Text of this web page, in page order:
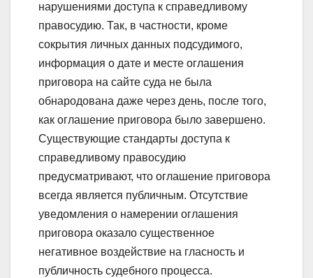
нарушениями доступа к справедливому
правосудию. Так, в частности, кроме
сокрытия личных данных подсудимого,
информация о дате и месте оглашения
приговора на сайте суда не была
обнародована даже через день, после того,
как оглашение приговора было завершено.
Существующие стандарты доступа к
справедливому правосудию
предусматривают, что оглашение приговора
всегда является публичным. Отсутствие
уведомления о намерении оглашения
приговора оказало существенное
негативное воздействие на гласность и
публичность судебного процесса.